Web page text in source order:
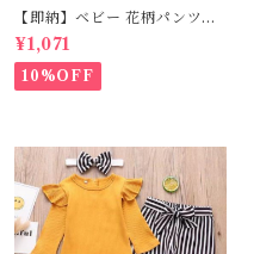
【即納】ベビー 花柄パンツ&
フリルロンパースset＋ヘッド
バンド 3点セット☆女の子 フ
ェミニン 90㎝
¥1,071
10%OFF